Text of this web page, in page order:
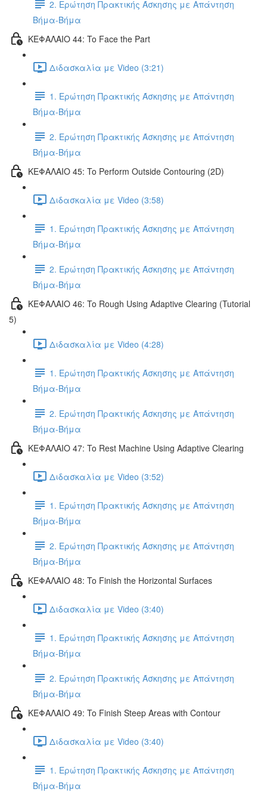
2. Ερώτηση Πρακτικής Άσκησης με Απάντηση
Βήμα-Βήμα
ΚΕΦΑΛΑΙΟ 44: To Face the Part
Διδασκαλία με Video (3:21)
1. Ερώτηση Πρακτικής Άσκησης με Απάντηση
Βήμα-Βήμα
2. Ερώτηση Πρακτικής Άσκησης με Απάντηση
Βήμα-Βήμα
ΚΕΦΑΛΑΙΟ 45: To Perform Outside Contouring (2D)
Διδασκαλία με Video (3:58)
1. Ερώτηση Πρακτικής Άσκησης με Απάντηση
Βήμα-Βήμα
2. Ερώτηση Πρακτικής Άσκησης με Απάντηση
Βήμα-Βήμα
ΚΕΦΑΛΑΙΟ 46: To Rough Using Adaptive Clearing (Tutorial
5)
Διδασκαλία με Video (4:28)
1. Ερώτηση Πρακτικής Άσκησης με Απάντηση
Βήμα-Βήμα
2. Ερώτηση Πρακτικής Άσκησης με Απάντηση
Βήμα-Βήμα
ΚΕΦΑΛΑΙΟ 47: To Rest Machine Using Adaptive Clearing
Διδασκαλία με Video (3:52)
1. Ερώτηση Πρακτικής Άσκησης με Απάντηση
Βήμα-Βήμα
2. Ερώτηση Πρακτικής Άσκησης με Απάντηση
Βήμα-Βήμα
ΚΕΦΑΛΑΙΟ 48: To Finish the Horizontal Surfaces
Διδασκαλία με Video (3:40)
1. Ερώτηση Πρακτικής Άσκησης με Απάντηση
Βήμα-Βήμα
2. Ερώτηση Πρακτικής Άσκησης με Απάντηση
Βήμα-Βήμα
ΚΕΦΑΛΑΙΟ 49: To Finish Steep Areas with Contour
Διδασκαλία με Video (3:40)
1. Ερώτηση Πρακτικής Άσκησης με Απάντηση
Βήμα-Βήμα